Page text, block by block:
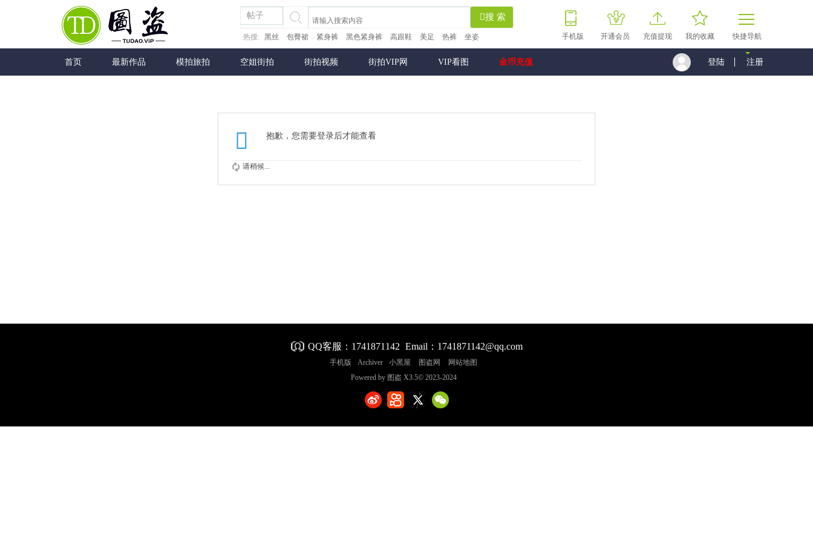
帖子 搜 索
热搜: 黑丝 包臀裙 紧身裤 黑色紧身裤 高跟鞋 美足 热裤 坐姿 快捷导航
我的收藏
充值提现
开通会员
手机版
首页 最新作品 模拍旅拍 空姐街拍 街拍视频 街拍VIP网 VIP看图 金币充值 登陆 注册
抱歉，您需要登录后才能查看
请稍候...
QQ客服： 1741871142 Email： 1741871142@qq.com
手机版 Archiver 小黑屋 图盗网
网站地图
Powered by 图盗 X3.5© 2023-2024